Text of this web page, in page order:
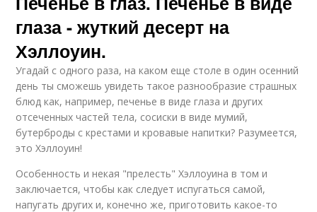
глаза - жуткий десерт на
Хэллоуин.
Угадай с одного раза, на каком еще столе в один осенний
день ты сможешь увидеть такое разнообразие страшных
блюд как, например, печенье в виде глаза и других
отсеченных частей тела, сосиски в виде мумий,
бутерброды с крестами и кровавые напитки? Разумеется,
это Хэллоуин!
Особенность и некая "прелесть" Хэллоуина в том и
заключается, чтобы как следует испугаться самой,
напугать других и, конечно же, приготовить какое-то